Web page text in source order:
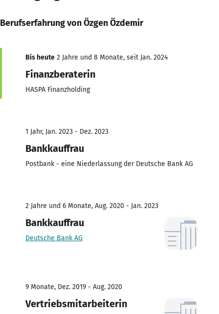
Berufserfahrung von Özgen Özdemir
Bis heute 2 Jahre und 8 Monate, seit Jan. 2024
Finanzberaterin
HASPA Finanzholding
1 Jahr, Jan. 2023 - Dez. 2023
Bankkauffrau
Postbank - eine Niederlassung der Deutsche Bank AG
2 Jahre und 6 Monate, Aug. 2020 - Jan. 2023
Bankkauffrau
Deutsche Bank AG
9 Monate, Dez. 2019 - Aug. 2020
Vertriebsmitarbeiterin